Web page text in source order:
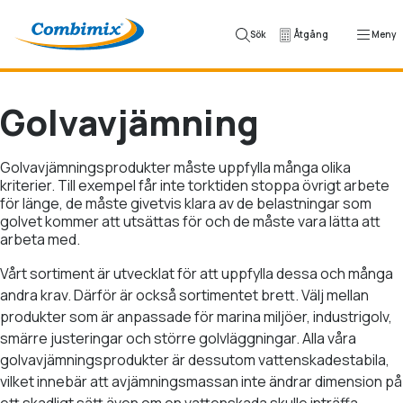
Sök Åtgång Meny
Golvavjämning
Golvavjämningsprodukter måste uppfylla många olika
kriterier. Till exempel får inte torktiden stoppa övrigt arbete
för länge, de måste givetvis klara av de belastningar som
golvet kommer att utsättas för och de måste vara lätta att
arbeta med.
Vårt sortiment är utvecklat för att uppfylla dessa och många
andra krav. Därför är också sortimentet brett. Välj mellan
produkter som är anpassade för marina miljöer, industrigolv,
smärre justeringar och större golvläggningar. Alla våra
golvavjämningsprodukter är dessutom vattenskadestabila,
vilket innebär att avjämningsmassan inte ändrar dimension på